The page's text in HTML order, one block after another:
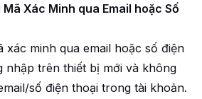
Xác Minh qua Email hoặc Số
xác minh qua email hoặc số điện
nhập trên thiết bị mới và không
số điện thoại trong tài khoản.